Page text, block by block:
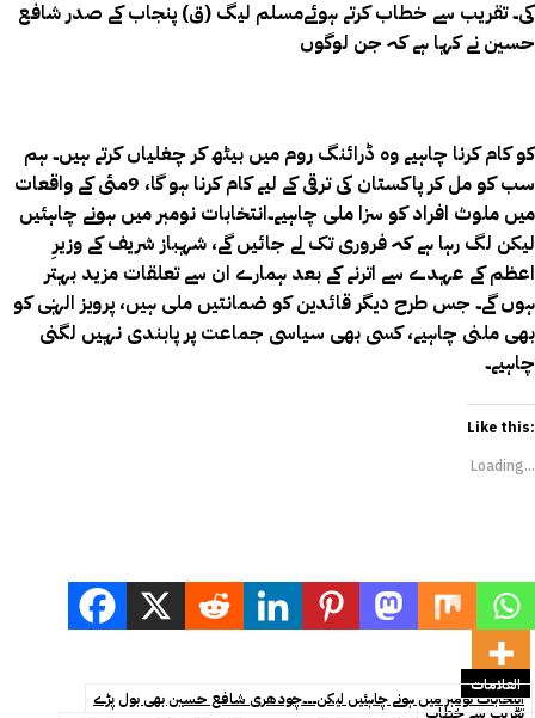
کی۔ تقریب سے خطاب کرتے ہوئےمسلم لیگ (ق) پنجاب کے صدر شافع
حسین نے کہا ہے کہ جن لوگوں
کو کام کرنا چاہیے وہ ڈرائنگ روم میں بیٹھ کر چغلیاں کرتے ہیں۔ہم
سب کو مل کر پاکستان کی ترقی کے لیے کام کرنا ہو گا، 9مئی کے واقعات
میں ملوث افراد کو سزا ملی چاہیے۔انتخابات نومبر میں ہونے چاہئیں
لیکن لگ رہا ہے کہ فروری تک لے جائیں گے، شہباز شریف کے وزیرِ
اعظم کے عہدے سے اترنے کے بعد ہمارے ان سے تعلقات مزید بہتر
ہوں گے۔ جس طرح دیگر قائدین کو ضمانتیں ملی ہیں، پرویز الہٰی کو
بھی ملنی چاہیے، کسی بھی سیاسی جماعت پر پابندی نہیں لگنی
چاہیے۔
Like this:
Loading...
العلامات
انتخابات نومبر میں ہونے چاہئیں لیکن۔۔۔چودھری شافع حسین بھی بول پڑے
تقریب سے خطاب